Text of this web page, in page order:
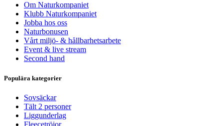
Om Naturkompaniet
Klubb Naturkompaniet
Jobba hos oss
Naturbonusen
Vårt miljö- & hållbarhetsarbete
Event & live stream
Second hand
Populära kategorier
Sovsäckar
Tält 2 personer
Liggunderlag
Fleecetröjor